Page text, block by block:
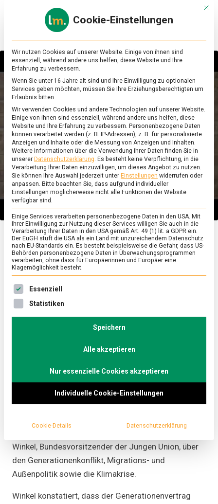
Online-
Magazin
zu
&
Ernährung
Sie sehen gerade einen Platzhalterinhalt von
. Um auf den eigentlichen Inhalt
unten. Bitte beachten Sie, dass dabei Daten an
Drittanbieter weitergegeben werden.
Mehr Informationen
Inhalt entsperren
Erforderlichen Service akzeptieren und
Inhalte entsperren
POLITIK/ TV
Generationenvertrag und
Identitätspolitik – Timon
Dzienus (GRÜNE) und
Johannes Winkel (CDU)
im Küchenkabinett
und
In der aktuellen Folge des „Küchenkabinetts“
Winkel, Bundesvorsitzender der Jungen Union, über
den Generationenkonflikt, Migrations- und
Außenpolitik sowie die Klimakrise.
Winkel konstatiert, dass der Generationenvertrag
Mit
Cookie-Einstellungen
Wir nutzen Cookies auf unserer Website. Einige von ihnen sind
essenziell, während andere uns helfen, diese Website und Ihre
Erfahrung zu verbessern.
Wenn Sie unter 16 Jahre alt sind und Ihre Einwilligung zu optionalen
Services geben möchten, müssen Sie Ihre Erziehungsberechtigten um
Erlaubnis bitten.
Wir verwenden Cookies und andere Technologien auf unserer Website.
Einige von ihnen sind essenziell, während andere uns helfen, diese
Website und Ihre Erfahrung zu verbessern. Personenbezogene Daten
können verarbeitet werden (z. B. IP-Adressen), z. B. für personalisierte
Anzeigen und Inhalte oder die Messung von Anzeigen und Inhalten.
Weitere Informationen über die Verwendung Ihrer Daten finden Sie in
unserer Datenschutzerklärung. Es besteht keine Verpflichtung, in die
Verarbeitung Ihrer Daten einzuwilligen, um dieses Angebot zu nutzen.
Sie können Ihre Auswahl jederzeit unter Einstellungen widerrufen oder
anpassen. Bitte beachten Sie, dass aufgrund individueller
Einstellungen möglicherweise nicht alle Funktionen der Website
verfügbar sind.
Einige Services verarbeiten personenbezogene Daten in den USA. Mit
Ihrer Einwilligung zur Nutzung dieser Services willigen Sie auch in die
Verarbeitung Ihrer Daten in den USA gemäß Art. 49 (1) lit. a GDPR ein.
Der EuGH stuft die USA als ein Land mit unzureichendem Datenschutz
nach EU-Standards ein. Es besteht beispielsweise die Gefahr, dass US-
Behörden personenbezogene Daten in Überwachungsprogrammen
verarbeiten, ohne dass für Europäerinnen und Europäer eine
Klagemöglichkeit besteht.
Es folgt eine Liste der Service-Gruppen, für die eine
Essenziell
Statistiken
Speichern
Alle akzeptieren
Nur essenzielle Cookies akzeptieren
Individuelle Cookie-Einstellungen
Cookie-Details Datenschutzerklärung